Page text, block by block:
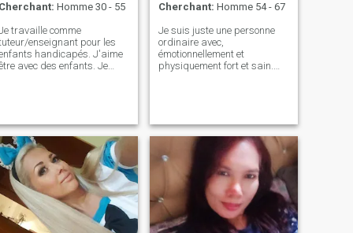
Cherchant: Homme 30 - 55
travaille comme
enseignant pour les
handicapés. J'aime
avec des enfants. Je
par la plupart
gens que je connais
je traîne facilement) Je
une personne
romantique, responsable,
passionnée, fidèle, loyale, Je
une femme forte et mûre.
J'ai besoin de toi. J'aime
cuisiner, écouter de la
Cherchant: Homme 54 - 67
Je suis juste une personne
ordinaire avec,
émotionnellement et
physiquement fort et sain.
sympathique, travailleuse,
passionnée, vivante, mis à la
terre, dévoué, gentil, et très
intéressant.J'aime faire des
amis avec d'autres
personnes qui sont prêtes à
soutenir les uns les autres.